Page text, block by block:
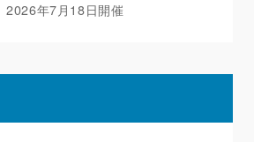
2026年7月18日開催